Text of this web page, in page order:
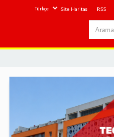
Site Haritası RSS